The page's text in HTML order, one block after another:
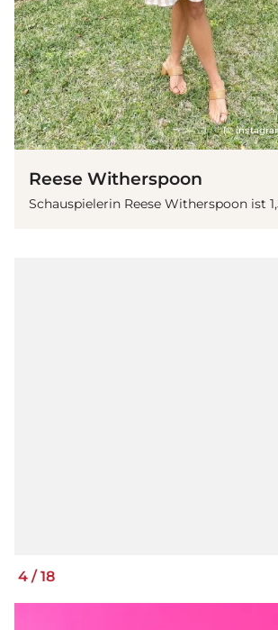
(©
Reese Witherspoon
Schauspielerin Reese Witherspoon ist
4 /18